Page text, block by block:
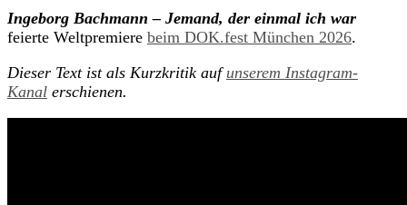
Ingeborg Bachmann – Jemand, der einmal ich war
feierte Weltpremiere beim DOK.fest München 2026.
Dieser Text ist als Kurzkritik auf unserem Instagram-
Kanal erschienen.